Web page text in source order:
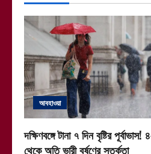
আবহাওয়া
দক্ষিণবঙ্গে টানা ৭ দিন বৃষ্টির
থেকে অতি ভারী বর্ষণের সতর্কতা